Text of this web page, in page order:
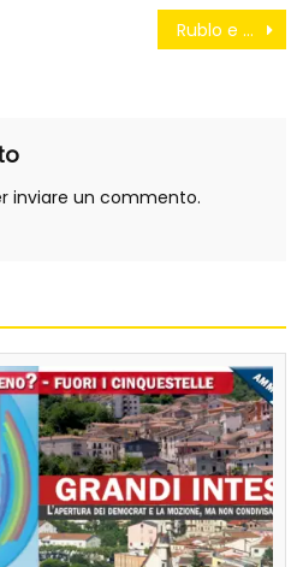
Rublo e Euro. Dalla Russia con amore.
inviare un commento.